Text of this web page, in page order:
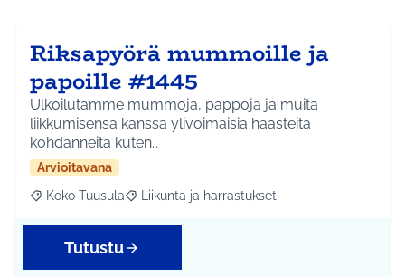
Riksapyörä mummoille ja
papoille #1445
Ulkoilutamme mummoja, pappoja ja muita
liikkumisensa kanssa ylivoimaisia haasteita
kohdanneita kuten…
Arvioitavana
Rajaa tulokset aihepiirin mukaan: Koko Tuusula
Koko Tuusula Rajaa tulokset teeman mukaan: Liikunta ja
Liikunta ja harrastukset
Tutustu